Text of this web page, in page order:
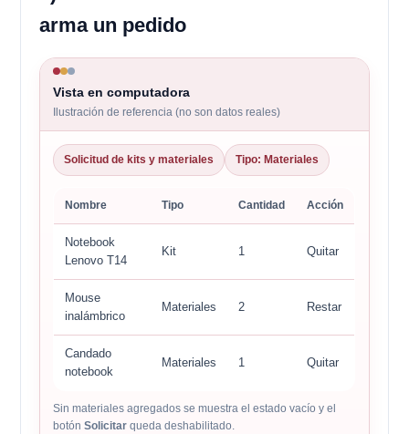
arma un pedido
Vista en computadora
Ilustración de referencia (no son datos reales)
Solicitud de kits y materiales Tipo: Materiales
Nombre Tipo Cantidad Acción
Notebook
Lenovo T14
Kit 1 Quitar
Mouse
inalámbrico
Materiales 2 Restar
Candado
notebook
Materiales 1 Quitar
Sin materiales agregados se muestra el estado vacío y el
botónSolicitar queda deshabilitado.